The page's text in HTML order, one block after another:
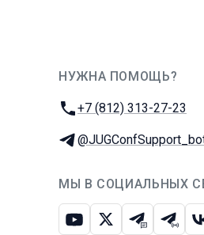
НУЖНА ПОМОЩЬ?
Телефон:
+7 (812) 313-27-23
Телеграм:
МЫ В СОЦИАЛЬНЫХ
ЮтубИкс Телеграм-